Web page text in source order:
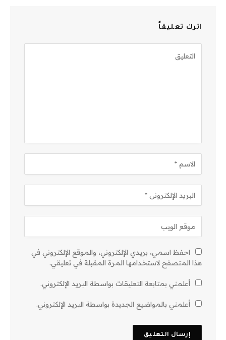
اترك تعليقاً
احفظ اسمي، بريدي الإلكتروني، والموقع الإلكتروني في
هذا المتصفح لاستخدامها المرة المقبلة في تعليقي.
أعلمني بمتابعة التعليقات بواسطة البريد الإلكتروني.
أعلمني بالمواضيع الجديدة بواسطة البريد الإلكتروني.